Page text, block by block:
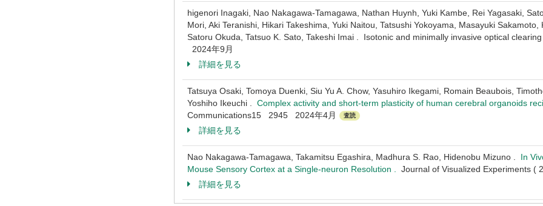
higenori Inagaki, Nao Nakagawa-Tamagawa, Nathan Huynh, Yuki Kambe, Rei Yagasaki,
Mori, Aki Teranishi, Hikari Takeshima, Yuki Naitou, Tatsushi Yokoyama, Masayuki
Satoru Okuda, Tatsuo K. Sato, Takeshi Imai . Isotonic and minimally invasive optical
2024年9月
詳細を見る
Tatsuya Osaki, Tomoya Duenki, Siu Yu A. Chow, Yasuhiro Ikegami, Romain Beaubois,
Yoshiho Ikeuchi . Complex activity and short-term plasticity of human cerebral organoids
Communications15 2945 2024年4月
査読
詳細を見る
Nao Nakagawa-Tamagawa, Takamitsu Egashira, Madhura S. Rao, Hidenobu Mizuno . In
Mouse Sensory Cortex at a Single-neuron Resolution . Journal of Visualized Experiments (
詳細を見る